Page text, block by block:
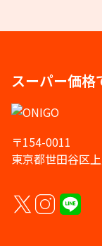
スーパー価格
〒154-0011
東京都世田谷区